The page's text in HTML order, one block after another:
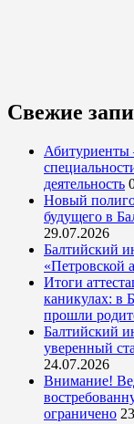
Свежие
Абитуриенты
деятельность
Новый
будущего в
29.07.2026
Балтийский
Итоги
каникулах: в
прошли
Балтийский
уверенный
24.07.2026
Внимание!
ограничено